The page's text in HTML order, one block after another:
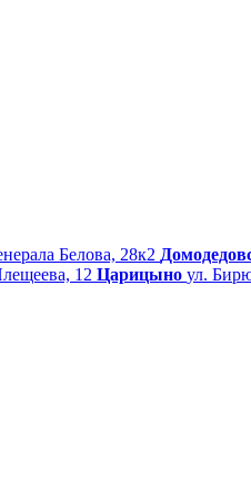
Белова, 28к2
12 Царицыно ул.